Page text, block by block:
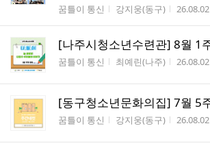
게시판명
꿈틀이 통신 작성자
강지웅(동구) 작성시간
26.08.02
[나주시청소년수련관] 8월 1
게시판명
꿈틀이 통신 작성자
최예린(나주) 작성시간
26.08.02
[동구청소년문화의집] 7월 5
게시판명
꿈틀이 통신 작성자
강지웅(동구) 작성시간
26.08.02